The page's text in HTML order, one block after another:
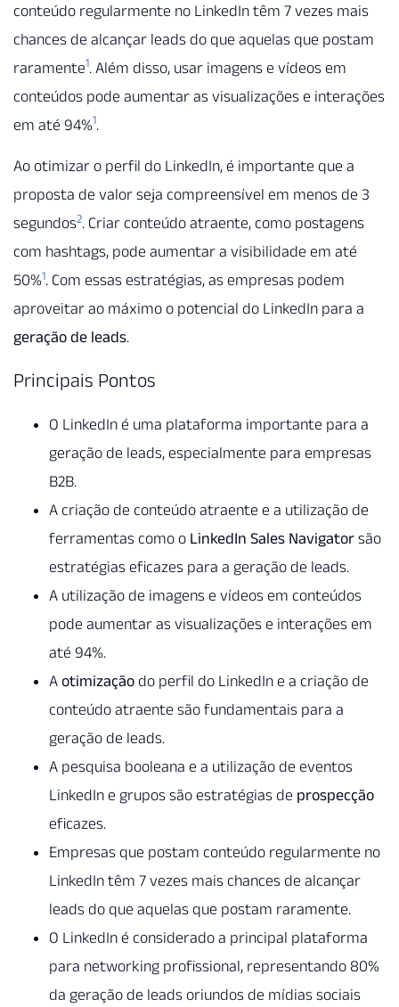
conteúdo regularmente no LinkedIn têm 7 vezes mais
chances de alcançar leads do que aquelas que postam
raramente1. Além disso, usar imagens e vídeos em
conteúdos pode aumentar as visualizações e interações
em até 94%1.
Ao otimizar o perfil do LinkedIn, é importante que a
proposta de valor seja compreensível em menos de 3
segundos2. Criar conteúdo atraente, como postagens
com hashtags, pode aumentar a visibilidade em até
50%1. Com essas estratégias, as empresas podem
aproveitar ao máximo o potencial do LinkedIn para a
geração de leads.
Principais Pontos
O LinkedIn é uma plataforma importante para a
geração de leads, especialmente para empresas
B2B.
A criação de conteúdo atraente e a utilização de
ferramentas como o LinkedIn Sales Navigator são
estratégias eficazes para a geração de leads.
A utilização de imagens e vídeos em conteúdos
pode aumentar as visualizações e interações em
até 94%.
A otimização do perfil do LinkedIn e a criação de
conteúdo atraente são fundamentais para a
geração de leads.
A pesquisa booleana e a utilização de eventos
LinkedIn e grupos são estratégias de prospecção
eficazes.
Empresas que postam conteúdo regularmente no
LinkedIn têm 7 vezes mais chances de alcançar
leads do que aquelas que postam raramente.
O LinkedIn é considerado a principal plataforma
para networking profissional, representando 80%
da geração de leads oriundos de mídias sociais